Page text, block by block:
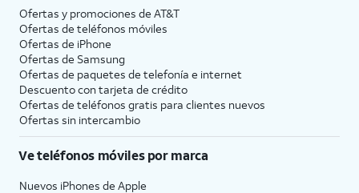
Ofertas y promociones de AT&T
Ofertas de teléfonos móviles
Ofertas de iPhone
Ofertas de Samsung
Ofertas de paquetes de telefonía e internet
Descuento con tarjeta de crédito
Ofertas de teléfonos gratis para clientes nuevos
Ofertas sin intercambio
Ve teléfonos móviles por marca
Nuevos iPhones de Apple